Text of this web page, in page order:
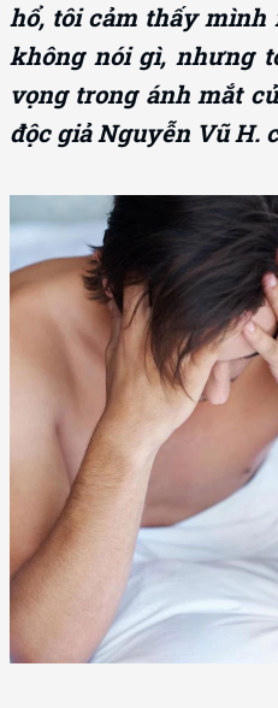
hổ, tôi cảm thấy mình
không nói gì, nhưng
vọng trong ánh mắt
độc giả Nguyễn Vũ H.